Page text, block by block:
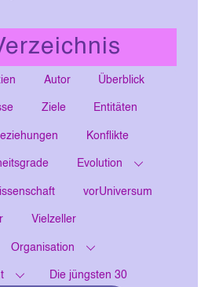
Autor Überblick
Ziele Entitäten
Konflikte
Evolution
vorUniversum
Vielzeller
Organisation
Die jüngsten 30